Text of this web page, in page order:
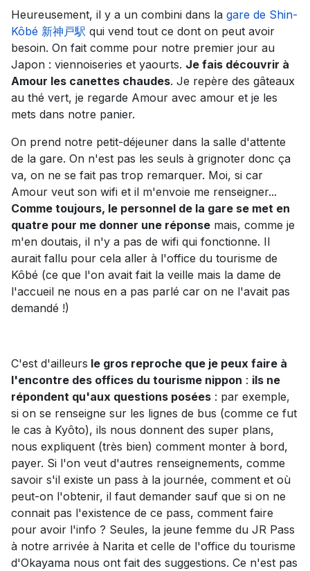
Heureusement, il y a un combini dans la gare de Shin-
Kôbé 新神戸駅 qui vend tout ce dont on peut avoir
besoin. On fait comme pour notre premier jour au
Japon : viennoiseries et yaourts. Je fais découvrir à
Amour les canettes chaudes. Je repère des gâteaux
au thé vert, je regarde Amour avec amour et je les
mets dans notre panier.
On prend notre petit-déjeuner dans la salle d'attente
de la gare. On n'est pas les seuls à grignoter donc ça
va, on ne se fait pas trop remarquer. Moi, si car
Amour veut son wifi et il m'envoie me renseigner...
Comme toujours, le personnel de la gare se met en
quatre pour me donner une réponse mais, comme je
m'en doutais, il n'y a pas de wifi qui fonctionne. Il
aurait fallu pour cela aller à l'office du tourisme de
Kôbé (ce que l'on avait fait la veille mais la dame de
l'accueil ne nous en a pas parlé car on ne l'avait pas
demandé !)
C'est d'ailleurs le gros reproche que je peux faire à
l'encontre des offices du tourisme nippon : ils ne
répondent qu'aux questions posées : par exemple,
si on se renseigne sur les lignes de bus (comme ce fut
le cas à Kyôto), ils nous donnent des super plans,
nous expliquent (très bien) comment monter à bord,
payer. Si l'on veut d'autres renseignements, comme
savoir s'il existe un pass à la journée, comment et où
peut-on l'obtenir, il faut demander sauf que si on ne
connait pas l'existence de ce pass, comment faire
pour avoir l'info ? Seules, la jeune femme du JR Pass
à notre arrivée à Narita et celle de l'office du tourisme
d'Okayama nous ont fait des suggestions. Ce n'est pas